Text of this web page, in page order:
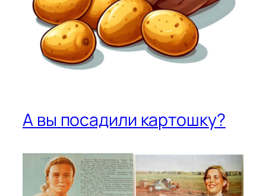
А вы посадили картошку?